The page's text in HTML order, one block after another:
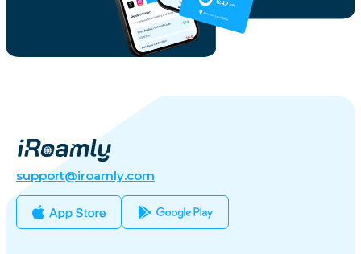
support@iroamly.com